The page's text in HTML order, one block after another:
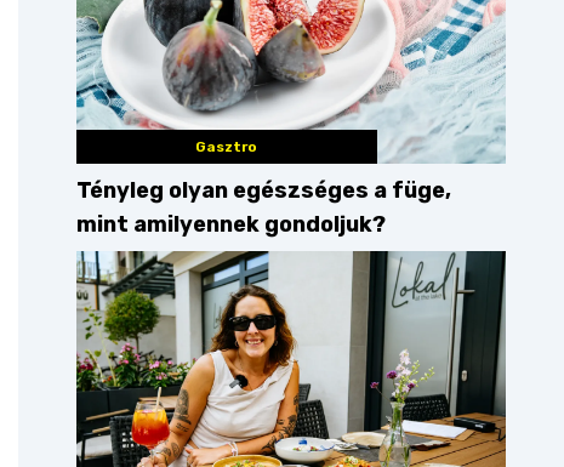
Gasztro
Tényleg olyan egészséges a füge,
mint amilyennek gondoljuk?